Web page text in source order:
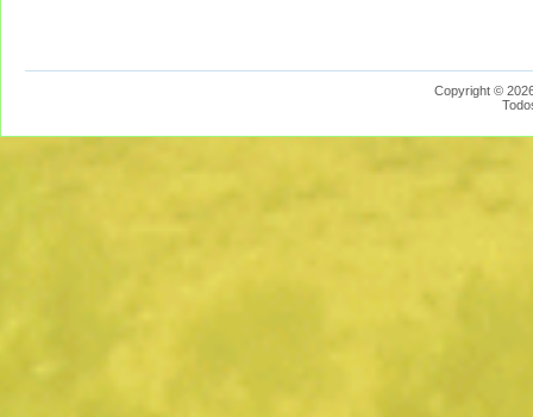
Copyright ©